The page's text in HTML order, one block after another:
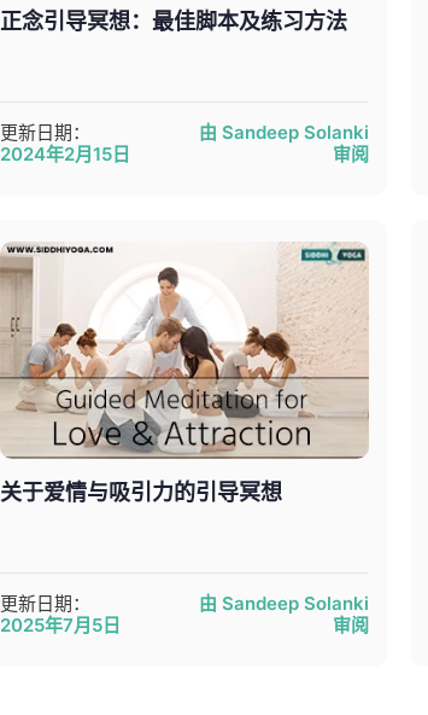
正念引导冥想：最佳脚本及练习方法
更新日期：
2024年2月15日
由 Sandeep Solanki
审阅
关于爱情与吸引力的引导冥想
更新日期：
2025年7月5日
由 Sandeep Solanki
审阅